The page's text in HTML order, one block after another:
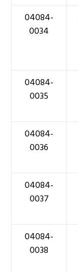
04084-
0034
04084-
0035
04084-
0036
04084-
0037
04084-
0038